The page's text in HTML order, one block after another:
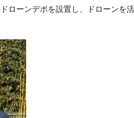
ローンデポを設置し、ドローンを